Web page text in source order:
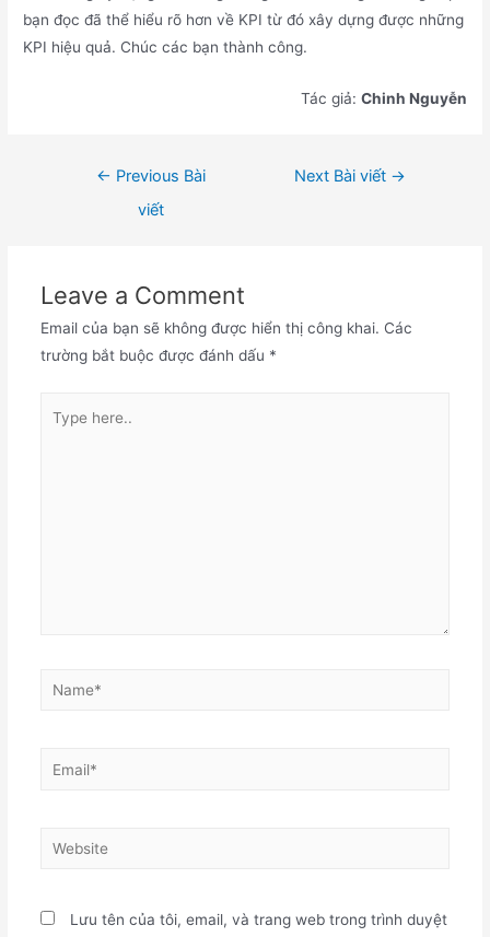
bạn đọc đã thể hiểu rõ hơn về KPI từ đó xây dựng được những
KPI hiệu quả. Chúc các bạn thành công.
Tác giả: Chinh Nguyễn
← Previous Bài
viết
Next Bài viết →
Leave a Comment
Email của bạn sẽ không được hiển thị công khai. Các
trường bắt buộc được đánh dấu *
here..
Name*
Email*
Website
Lưu tên của tôi, email, và trang web trong trình duyệt